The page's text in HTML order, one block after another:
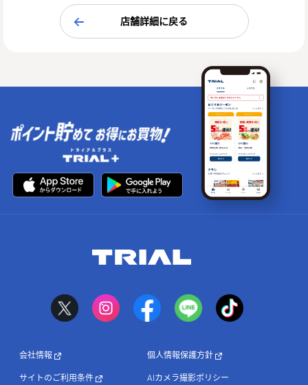
店舗詳細に戻る
会社情報 個人情報保護方針
サイトのご利用条件 AIカメラ撮影ポリシー